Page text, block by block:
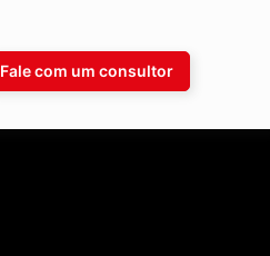
Fale com um consultor